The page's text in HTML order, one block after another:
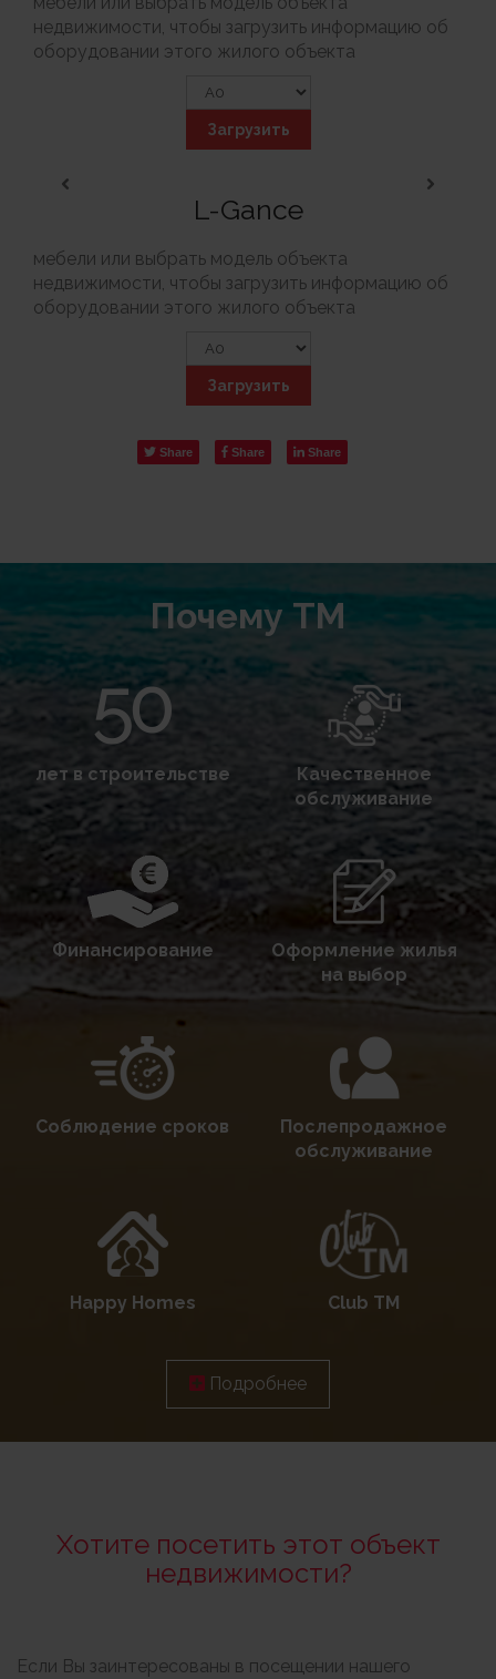
недвижимости, чтобы загрузить информацию об
оборудовании этого жилого объекта
Загрузить
L-Gance
мебели или выбрать модель объекта
недвижимости, чтобы загрузить информацию об
оборудовании этого жилого объекта
Загрузить
Share Share Share
Почему TM
лет в строительстве
Качественное
обслуживание
Финансирование
Оформление жилья
на выбор
Соблюдение сроков
Послепродажное
обслуживание
Happy Homes Club TM
Подробнее
Хотите посетить этот объект
недвижимости?
Если Вы заинтересованы в посещении нашего